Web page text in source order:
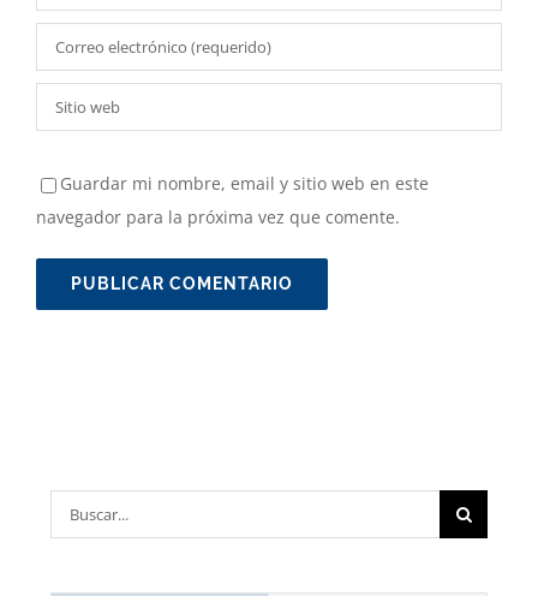
Guardar mi nombre, email y sitio web en este
navegador para la próxima vez que comente.
Buscar: